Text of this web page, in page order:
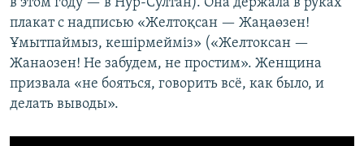
в этом году — в Нур-Султан). Она держала в руках
плакат с надписью «Желтоқсан — Жаңаөзен!
Ұмытпаймыз, кешірмейміз» («Желтоксан —
Жанаозен! Не забудем, не простим». Женщина
призвала «не бояться, говорить всё, как было, и
делать выводы».